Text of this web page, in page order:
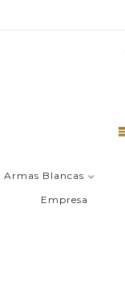
Armas Blancas
Empresa